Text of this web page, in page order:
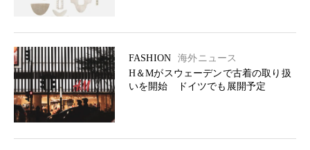
FASHION
海外ニュース
H＆Mがスウェーデンで古着の取り扱
いを開始 ドイツでも展開予定